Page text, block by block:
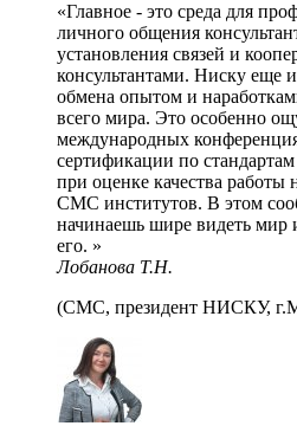
Главное - это среда для
личного общения
установления связей и
консультантами. Ниску еще
обмена опытом и
всего мира. Это особенно
международных
сертификации по
при оценке качества работы
СMC институтов. В этом
начинаешь шире видеть мир
его.
Лобанова Т.Н.
(СМС, президент НИСКУ,